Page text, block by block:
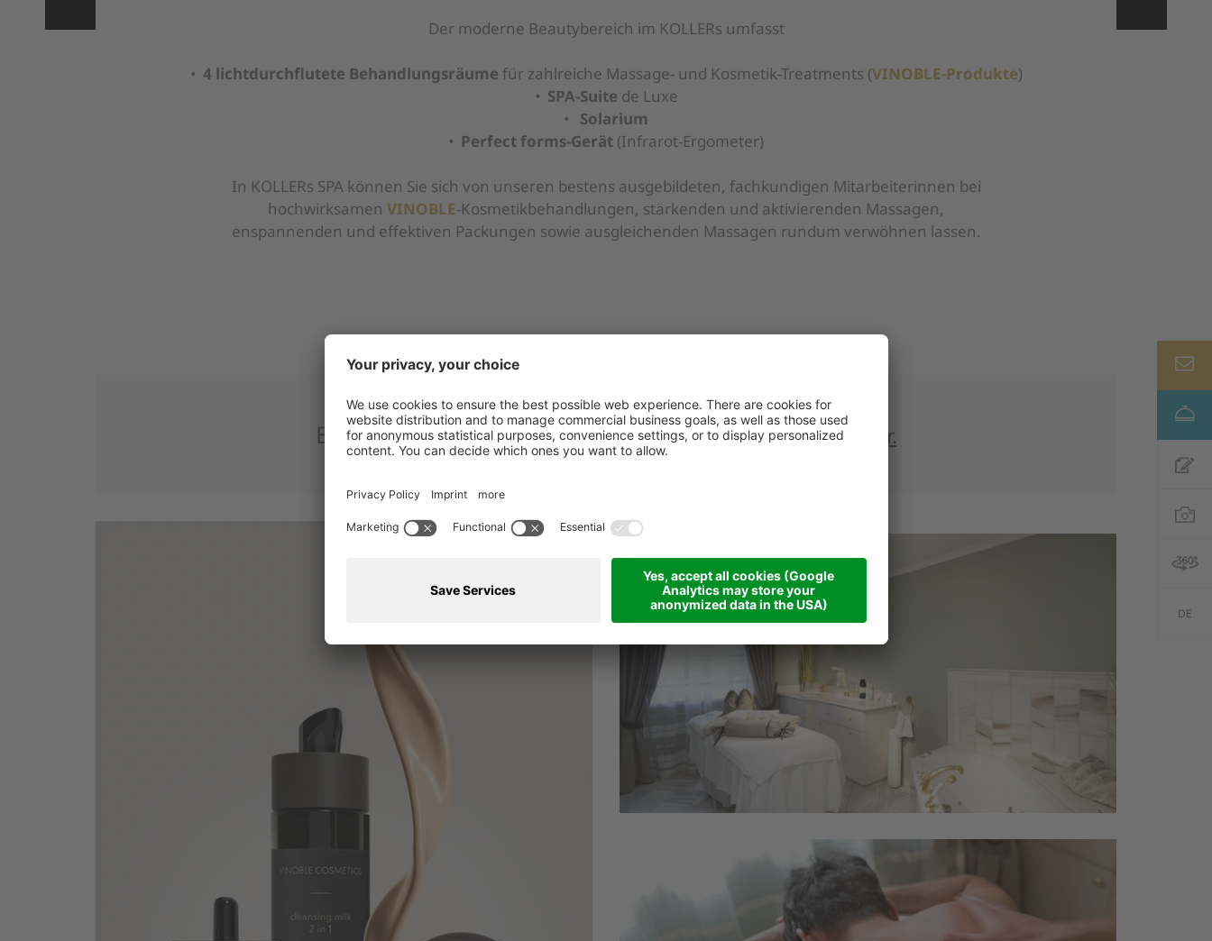
DE
Der moderne Beautybereich im KOLLERs umfasst
• 4 lichtdurchflutete Behandlungsräume für zahlreiche Massage- und Kosmetik-Treatments (VINOBLE-Produkte)
• SPA-Suite de Luxe
• Solarium
• Perfect forms-Gerät (Infrarot-Ergometer)
In KOLLERs SPA können Sie sich von unseren bestens ausgebildeten, fachkundigen Mitarbeiterinnen bei
hochwirksamen VINOBLE-Kosmetikbehandlungen, stärkenden und aktivierenden Massagen,
enspannenden und effektiven Packungen sowie ausgleichenden Massagen rundum verwöhnen lassen.
Eine Übersicht unserer Anwendungen finden Sie hier.